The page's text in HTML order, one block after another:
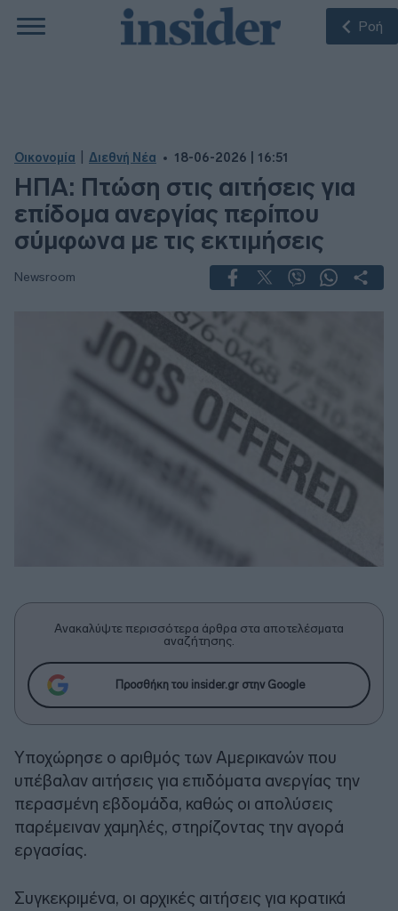
Ροή
Οικονομία Διεθνή Νέα 18-06-2026 | 16:51
ΗΠΑ: Πτώση στις αιτήσεις για
επίδομα ανεργίας περίπου
σύμφωνα με τις εκτιμήσεις
Newsroom
Ανακαλύψτε περισσότερα άρθρα στα αποτελέσματα
αναζήτησης.
Προσθήκη του insider.gr στην Google
Υποχώρησε ο αριθμός των Αμερικανών που
υπέβαλαν αιτήσεις για επιδόματα ανεργίας την
περασμένη εβδομάδα, καθώς οι απολύσεις
παρέμειναν χαμηλές, στηρίζοντας την αγορά
εργασίας.
Συγκεκριμένα, οι αρχικές αιτήσεις για κρατικά